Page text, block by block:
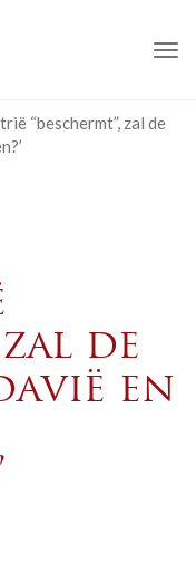
“beschermt”, zal de
zal de
en